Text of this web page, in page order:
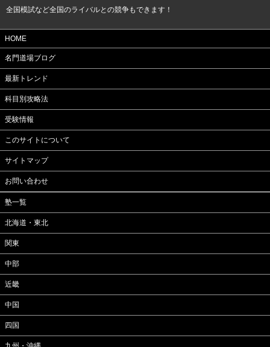
全国模試など全国のライバルとの競争もできます！
HOME
名門道場ブログ
最新トレンド
科目別攻略法
受験情報
このサイトについて
サイトマップ
お問い合わせ
塾一覧
北海道・東北
関東
中部
近畿
中国
四国